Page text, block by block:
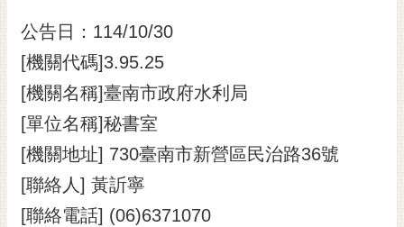
偉
哲
螢
光
花
桐
花
祭
公告日：114/10/30
[機關代碼]3.95.25
[機關名稱]臺南市政府水利局
[單位名稱]秘書室
[機關地址] 730臺南市新營區民治路36號
[聯絡人] 黃訢寧
[聯絡電話] (06)6371070